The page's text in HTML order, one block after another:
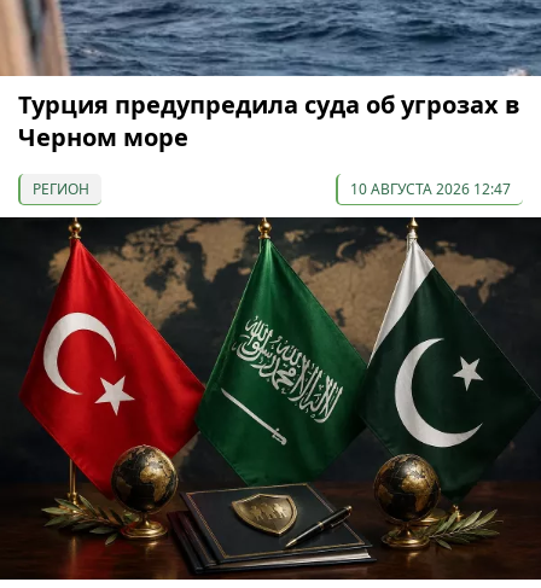
Турция предупредила суда об угрозах в
Черном море
РЕГИОН 10 АВГУСТА 2026 12:47